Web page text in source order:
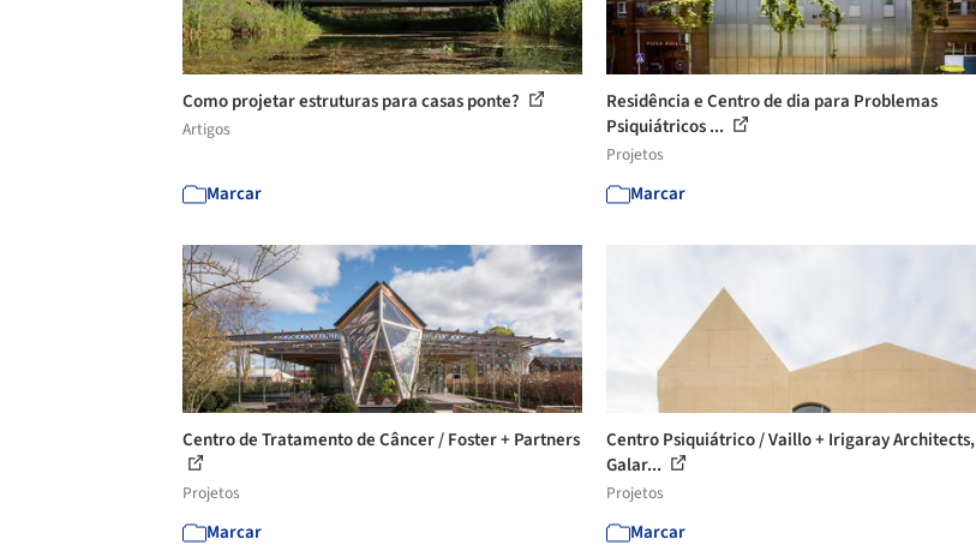
Como projetar estruturas para casas ponte?
Artigos
Marcar
Residência e Centro de dia para Problemas
Psiquiátricos ...
Projetos
Marcar
Centro de Tratamento de Câncer / Foster + Partners
Projetos
Marcar
Centro Psiquiátrico / Vaillo + Irigaray Architects,
Galar...
Projetos
Marcar